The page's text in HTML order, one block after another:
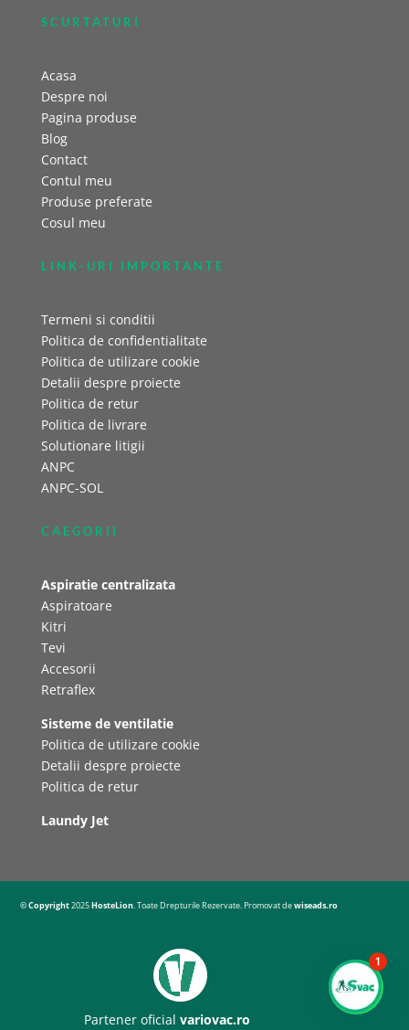
SCURTATURI
Acasa
Despre noi
Pagina produse
Blog
Contact
Contul meu
Produse preferate
Cosul meu
LINK-URI IMPORTANTE
Termeni si conditii
Politica de confidentialitate
Politica de utilizare cookie
Detalii despre proiecte
Politica de retur
Politica de livrare
Solutionare litigii
ANPC
ANPC-SOL
CAEGORII
Aspiratie centralizata
Aspiratoare
Kitri
Tevi
Accesorii
Retraflex
Sisteme de ventilatie
Politica de utilizare cookie
Detalii despre proiecte
Politica de retur
Laundy Jet
© Copyright2025HosteLion. Toate Drepturile Rezervate. Promovat dewiseads.ro
Partener oficialvariovac.ro
1